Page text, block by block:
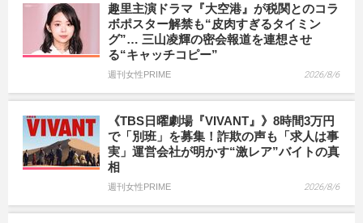
趣里主演ドラマ『大空港』が税関とのコラ
ボポスター解禁も“皮肉すぎるタイミン
グ”… 三山凌輝の密会報道を連想させ
る“キャッチコピー”
週刊女性PRIME 2026/8/6
《TBS日曜劇場『VIVANT』》8時間3万円
で「別班」を募集！詐欺の声も「求人は事
実」運営会社が明かす“激レア”バイトの真
相
週刊女性PRIME 2026/8/6